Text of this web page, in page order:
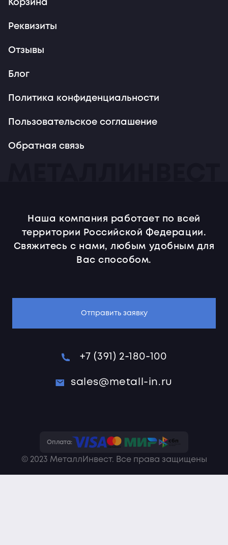
Корзина
Реквизиты
Отзывы
Блог
Политика конфиденциальности
Пользовательское соглашение
Обратная связь
Наша компания работает по всей
территории Российской Федерации.
Свяжитесь с нами, любым удобным для
Вас способом.
Отправить заявку
+7 (391) 2-180-100
sales@metall-in.ru
Оплата:
© 2023 МеталлИнвест. Все права защищены